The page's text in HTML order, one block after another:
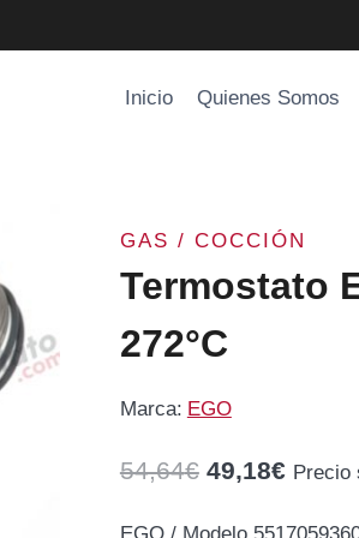
Inicio Quienes Somos
GAS / COCCIÓN
Termostato
272°C
Marca: EGO
54,64€ El
49,18€ElPrecio
EGO / Modelo